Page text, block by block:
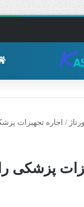
/ اجاره تجهیزات
پزشکی